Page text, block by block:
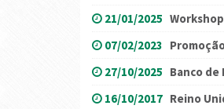
21/01/2025
07/02/2023
27/10/2025 Banco
16/10/2017 Reino